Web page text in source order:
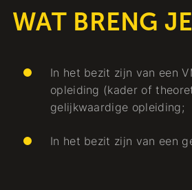
WAT BRENG
In het bezit zijn van een
opleiding (kader of
gelijkwaardige opleiding;
In het bezit zijn van een